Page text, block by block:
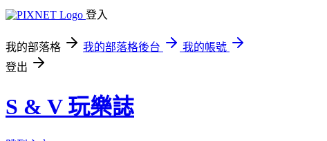
登入
我的部落格 我的部落格後台
我的帳號
登出
S & V 玩樂誌